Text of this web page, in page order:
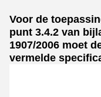
Voor de
punt 3.4.2 van
1907/2006 moet
vermelde